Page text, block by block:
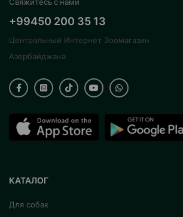
+99450 200 35 13
Центральный Интернет Зоомагазин
Азербайджана
КАТАЛОГ
Для собак